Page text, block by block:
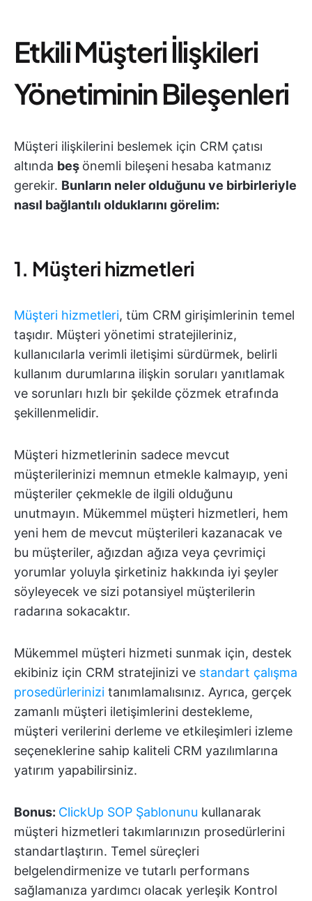
Etkili Müşteri İlişkileri
Yönetiminin Bileşenleri
Müşteri ilişkilerini beslemek için CRM çatısı
altında beş önemli bileşeni hesaba katmanız
gerekir. Bunların neler olduğunu ve birbirleriyle
nasıl bağlantılı olduklarını görelim:
1. Müşteri hizmetleri
Müşteri hizmetleri, tüm CRM girişimlerinin temel
taşıdır. Müşteri yönetimi stratejileriniz,
kullanıcılarla verimli iletişimi sürdürmek, belirli
kullanım durumlarına ilişkin soruları yanıtlamak
ve sorunları hızlı bir şekilde çözmek etrafında
şekillenmelidir.
Müşteri hizmetlerinin sadece mevcut
müşterilerinizi memnun etmekle kalmayıp, yeni
müşteriler çekmekle de ilgili olduğunu
unutmayın. Mükemmel müşteri hizmetleri, hem
yeni hem de mevcut müşterileri kazanacak ve
bu müşteriler, ağızdan ağıza veya çevrimiçi
yorumlar yoluyla şirketiniz hakkında iyi şeyler
söyleyecek ve sizi potansiyel müşterilerin
radarına sokacaktır.
Mükemmel müşteri hizmeti sunmak için, destek
ekibiniz için CRM stratejinizi ve standart çalışma
prosedürlerinizi tanımlamalısınız. Ayrıca, gerçek
zamanlı müşteri iletişimlerini destekleme,
müşteri verilerini derleme ve etkileşimleri izleme
seçeneklerine sahip kaliteli CRM yazılımlarına
yatırım yapabilirsiniz.
Bonus: ClickUp SOP Şablonunu kullanarak
müşteri hizmetleri takımlarınızın prosedürlerini
standartlaştırın. Temel süreçleri
belgelendirmenize ve tutarlı performans
sağlamanıza yardımcı olacak yerleşik Kontrol